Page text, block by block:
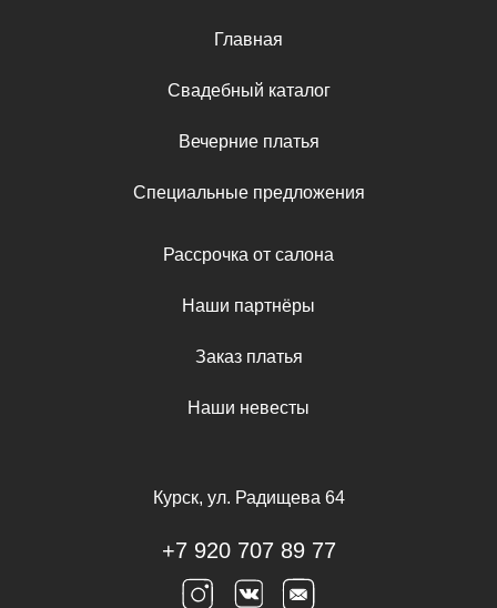
Главная
Свадебный каталог
Вечерние платья
Специальные предложения
Рассрочка от салона
Наши партнёры
Заказ платья
Наши невесты
Курск, ул. Радищева 64
+7 920 707 89 77